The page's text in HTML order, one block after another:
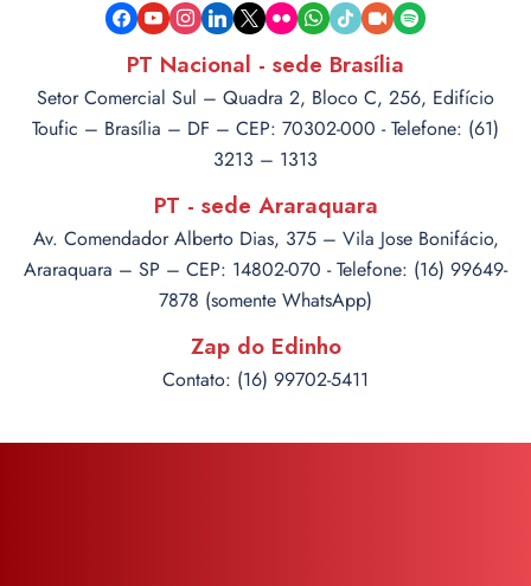
facebook
youtubeinstagram
linkedin
x flickrwhatsapp
tiktokvideo-spotify
PT Nacional - sede Brasília
Setor Comercial Sul – Quadra 2, Bloco C, 256, Edifício
Toufic – Brasília – DF – CEP: 70302-000 - Telefone: (61)
3213 – 1313
PT - sede Araraquara
Av. Comendador Alberto Dias, 375 – Vila Jose Bonifácio,
Araraquara – SP – CEP: 14802-070 - Telefone: (16) 99649-
7878 (somente WhatsApp)
Zap do Edinho
Contato: (16) 99702-5411